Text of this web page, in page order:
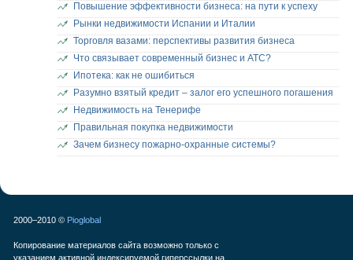
Повышение эффективности бизнеса: на пути к успеху
Рынки недвижимости Испании и Италии
Торговля вазами: перспективы развития бизнеса
Что связывает современный бизнес и АТС?
Ипотека: как не ошибиться
Разумно взятый кредит – залог его успешного погашения
Недвижимость на Тенерифе
Правильная покупка недвижимости
Зачем бизнесу пожарно-охранные системы?
2000–2010 © Pioglobal
Копирование материалов сайта возможно только с
указанием активной индексируемой гиперссылки на